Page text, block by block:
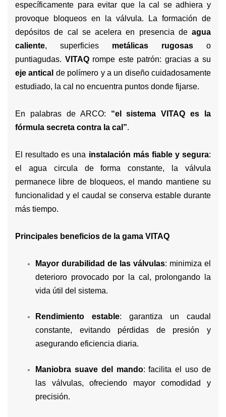
específicamente para evitar que la cal se adhiera y
provoque bloqueos en la válvula. La formación de
depósitos de cal se acelera en presencia de agua
caliente, superficies metálicas rugosas o
puntiagudas. VITAQrompe este patrón: gracias a su
eje antical de polímero y a un diseño cuidadosamente
estudiado, la cal no encuentra puntos donde fijarse.
En palabras de ARCO: “el sistema VITAQ es la
fórmula secreta contra la cal”.
El resultado es una instalación más fiable y segura:
el agua circula de forma constante, la válvula
permanece libre de bloqueos, el mando mantiene su
funcionalidad y el caudal se conserva estable durante
más tiempo.
Principales beneficios de la gama VITAQ
Mayor durabilidad de las válvulas: minimiza el
deterioro provocado por la cal, prolongando la
vida útil del sistema.
Rendimiento estable: garantiza un caudal
constante, evitando pérdidas de presión y
asegurando eficiencia diaria.
Maniobra suave del mando: facilita el uso de
las válvulas, ofreciendo mayor comodidad y
precisión.